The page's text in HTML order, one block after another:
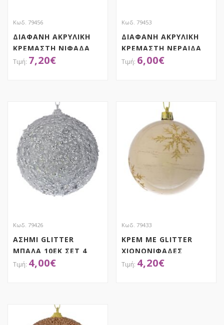
Κωδ. 79456
ΔΙΑΦΑΝΗ ΑΚΡΥΛΙΚΗ
ΚΡΕΜΑΣΤΗ ΝΙΦΑΔΑ
ΣΕΤ 6 12ΕΚ
7,20€
Κωδ. 79453
ΔΙΑΦΑΝΗ ΑΚΡΥΛΙΚΗ
ΚΡΕΜΑΣΤΗ ΝΕΡΑΙΔΑ
ΣΕΤ 6 15ΕΚ
6,00€
Κωδ. 79426
ΑΣΗΜΙ GLITTER
ΜΠΑΛΑ 10ΕΚ ΣΕΤ 4
4,00€
Κωδ. 79433
ΚΡΕΜ ΜΕ GLITTER
ΧΙΟΝΟΝΙΦΑΔΕΣ
ΜΠΑΛΑ ΣΕΤ 6 8ΕΚ
4,20€